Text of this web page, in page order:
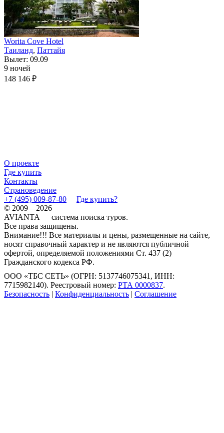
Worita Cove Hotel
Таиланд, Паттайя
Вылет: 09.09
9 ночей
148 146 ₽
О проекте
Где купить
Контакты
Страноведение
+7 (495) 009-87-80
Где купить?
© 2009—2026
AVIANTA — система поиска туров.
Все права защищены.
Внимание!!! Все материалы и цены, размещенные на сайте,
носят справочный характер и не являются публичной
офертой, определяемой положениями Ст. 437 (2)
Гражданского кодекса РФ.
ООО «ТБС СЕТЬ» (ОГРН: 5137746075341, ИНН:
7715982140). Реестровый номер: РТА 0000837.
Безопасность | Конфиденциальность | Соглашение